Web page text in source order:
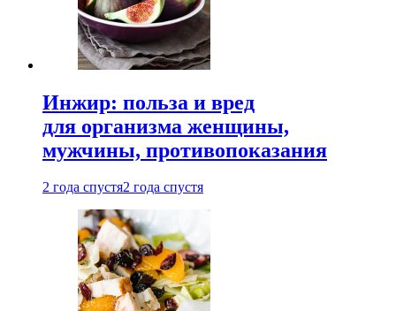
Инжир: польза и вред
для организма женщины,
мужчины, противопоказания
2 года спустя2 года спустя